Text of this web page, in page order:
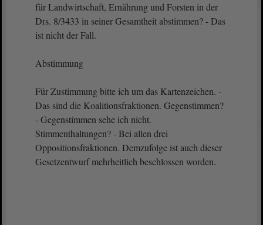
für Landwirtschaft, Ernährung und Forsten in der
Drs. 8/3433 in seiner Gesamtheit abstimmen? - Das
ist nicht der Fall.
Abstimmung
Für Zustimmung bitte ich um das Kartenzeichen. -
Das sind die Koalitionsfraktionen. Gegenstimmen?
- Gegenstimmen sehe ich nicht.
Stimmenthaltungen? - Bei allen drei
Oppositionsfraktionen. Demzufolge ist auch dieser
Gesetzentwurf mehrheitlich beschlossen worden.